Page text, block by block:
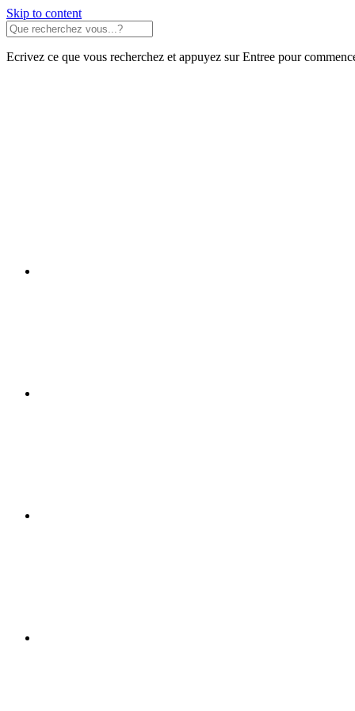
Skip to content
Ecrivez ce que vous recherchez et appuyez sur Entree pour